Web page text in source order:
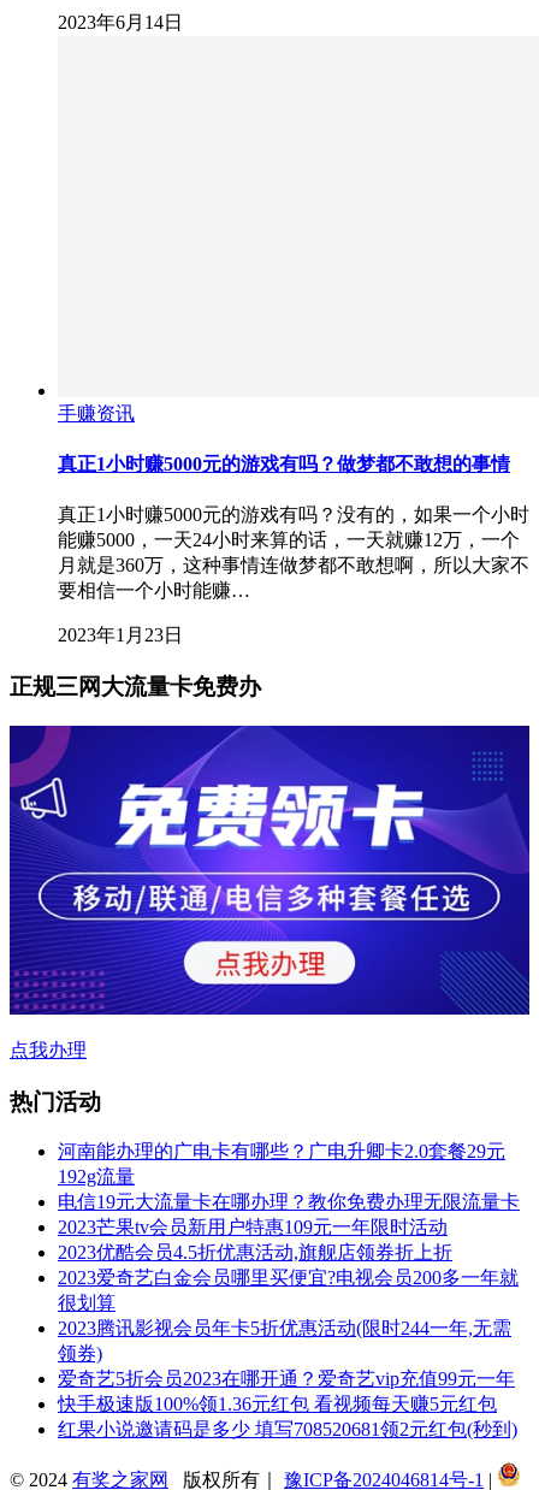
2023年6月14日
手赚资讯
真正1小时赚5000元的游戏有吗？做梦都不敢想的事情
真正1小时赚5000元的游戏有吗？没有的，如果一个小时
能赚5000，一天24小时来算的话，一天就赚12万，一个
月就是360万，这种事情连做梦都不敢想啊，所以大家不
要相信一个小时能赚…
2023年1月23日
正规三网大流量卡免费办
点我办理
热门活动
河南能办理的广电卡有哪些？广电升卿卡2.0套餐29元
192g流量
电信19元大流量卡在哪办理？教你免费办理无限流量卡
2023芒果tv会员新用户特惠109元一年限时活动
2023优酷会员4.5折优惠活动,旗舰店领券折上折
2023爱奇艺白金会员哪里买便宜?电视会员200多一年就
很划算
2023腾讯影视会员年卡5折优惠活动(限时244一年,无需
领券)
爱奇艺5折会员2023在哪开通？爱奇艺vip充值99元一年
快手极速版100%领1.36元红包 看视频每天赚5元红包
红果小说邀请码是多少 填写708520681领2元红包(秒到)
© 2024 有奖之家网 版权所有｜ 豫ICP备2024046814号-1 |